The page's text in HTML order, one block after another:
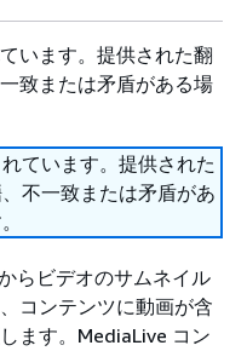
います。提供された翻
致または矛盾がある場
ています。提供された
不一致または矛盾があ
らビデオのサムネイル
コンテンツに動画が含
ます。MediaLive コン